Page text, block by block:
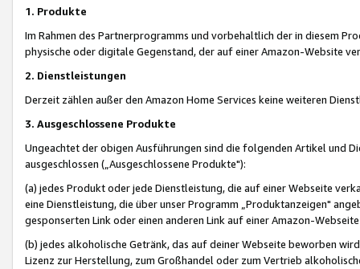
1. Produkte
Im Rahmen des Partnerprogramms und vorbehaltlich der in diesem
physische oder digitale Gegenstand, der auf einer Amazon-Website
2. Dienstleistungen
Derzeit zählen außer den Amazon Home Services keine weiteren
3. Ausgeschlossene Produkte
Ungeachtet der obigen Ausführungen sind die folgenden Artikel und
ausgeschlossen („Ausgeschlossene Produkte"):
(a) jedes Produkt oder jede Dienstleistung, die auf einer Webseite
eine Dienstleistung, die über unser Programm „Produktanzeigen"
gesponserten Link oder einen anderen Link auf einer Amazon-
(b) jedes alkoholische Getränk, das auf deiner Webseite beworben
Lizenz zur Herstellung, zum Großhandel oder zum Vertrieb